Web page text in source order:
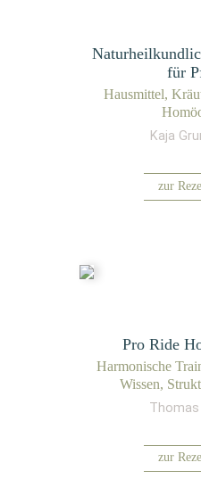
für
Haus­mit­tel,
Kaja
zur
Pro Ride
Har­mo­ni­sche
Wis­sen,
zur